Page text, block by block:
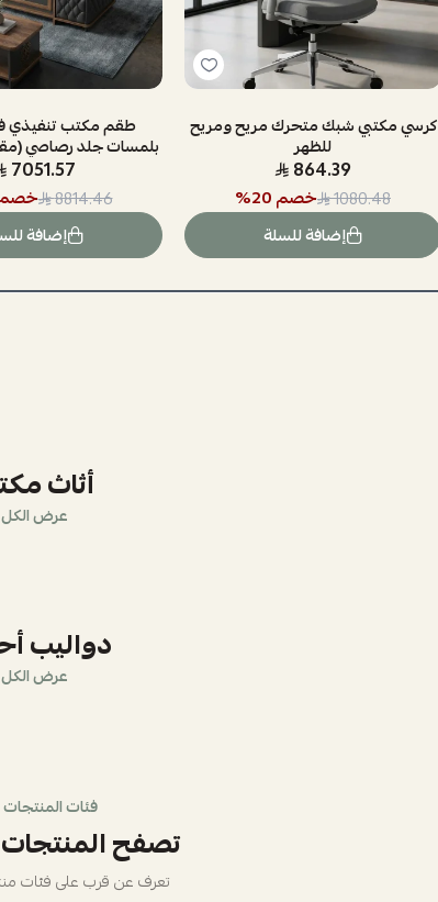
كرسي مكتبي شبك متحرك مريح ومريح
للظهر
864.39
1080.48 خصم20
%
إضافة للسلة
طقم مكتب تنفيذي
بلمسات جلد رصاصي (مقاس
7051.57
8814.46
إضافة
أثاث
عرض الكل
دواليب
عرض الكل
فئات المنتجات
تصفح
تعرف عن قرب على فئات